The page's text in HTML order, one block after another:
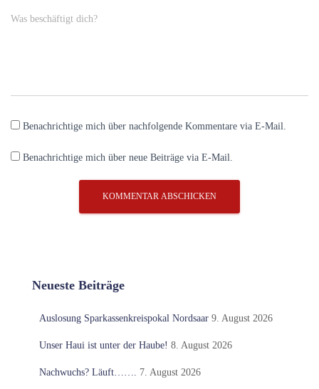
Was beschäftigt dich?
Benachrichtige mich über nachfolgende Kommentare via E-Mail.
Benachrichtige mich über neue Beiträge via E-Mail.
Neueste Beiträge
Auslosung Sparkassenkreispokal Nordsaar 9. August 2026
Unser Haui ist unter der Haube! 8. August 2026
Nachwuchs? Läuft……. 7. August 2026